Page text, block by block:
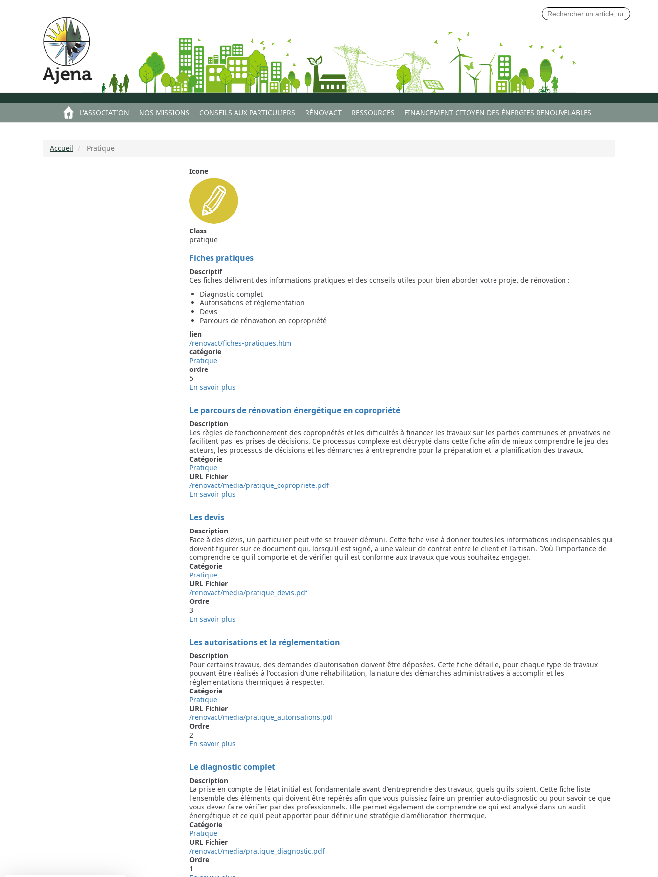
Main
L'ASSOCIATION NOS MISSIONS CONSEILS AUX PARTICULIERS RÉNOV'ACT RESSOURCES FINANCEMENT CITOYEN DES ÉNERGIES RENOUVELABLES
Accueil Pratique
Icone
Class
pratique
Fiches pratiques
Descriptif
Ces fiches délivrent des informations pratiques et des conseils utiles pour bien aborder votre projet de rénovation :
Diagnostic complet
Autorisations et réglementation
Devis
Parcours de rénovation en copropriété
lien
/renovact/fiches-pratiques.htm
catégorie
Pratique
ordre
5
En savoir plus
pratiques
Le parcours de rénovation énergétique en copropriété
Description
Les règles de fonctionnement des copropriétés et les difficultés à financer les travaux sur les parties communes et privatives ne
facilitent pas les prises de décisions. Ce processus complexe est décrypté dans cette fiche afin de mieux comprendre le jeu des
acteurs, les processus de décisions et les démarches à entreprendre pour la préparation et la planification des travaux.
Catégorie
Pratique
URL Fichier
/renovact/media/pratique_copropriete.pdf
En savoir plus
énergétique
en
copropriété
Les devis
Description
Face à des devis, un particulier peut vite se trouver démuni. Cette fiche vise à donner toutes les informations indispensables qui
doivent figurer sur ce document qui, lorsqu'il est signé, a une valeur de contrat entre le client et l'artisan. D'où l'importance de
comprendre ce qu'il comporte et de vérifier qu'il est conforme aux travaux que vous souhaitez engager.
Catégorie
Pratique
URL Fichier
/renovact/media/pratique_devis.pdf
Ordre
3
En savoir plus
Les autorisations et la réglementation
Description
Pour certains travaux, des demandes d'autorisation doivent être déposées. Cette fiche détaille, pour chaque type de travaux
pouvant être réalisés à l'occasion d'une réhabilitation, la nature des démarches administratives à accomplir et les
réglementations thermiques à respecter.
Catégorie
Pratique
URL Fichier
/renovact/media/pratique_autorisations.pdf
Ordre
2
En savoir plus
et
réglementation
Le diagnostic complet
Description
La prise en compte de l'état initial est fondamentale avant d'entreprendre des travaux, quels qu'ils soient. Cette fiche liste
l'ensemble des éléments qui doivent être repérés afin que vous puissiez faire un premier auto-diagnostic ou pour savoir ce que
vous devez faire vérifier par des professionnels. Elle permet également de comprendre ce qui est analysé dans un audit
énergétique et ce qu'il peut apporter pour définir une stratégie d'amélioration thermique.
Catégorie
Pratique
URL Fichier
/renovact/media/pratique_diagnostic.pdf
Ordre
1